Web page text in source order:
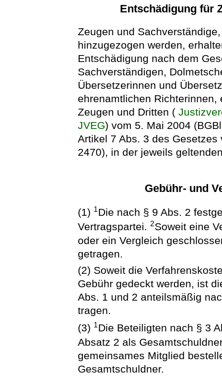
Entschädigung für
Zeugen und
hinzugezogen werden,
Entschädigung nach dem
Sachverständigen,
Übersetzerinnen und
ehrenamtlichen
Zeugen und Dritten (
JVEG) vom 5. Mai 2004
Artikel 7 Abs. 3 des
2470), in der jeweils
Gebühr- und
(1) 1Die nach § 9 Abs. 2
Vertragspartei.2Soweit eine
oder ein Vergleich
getragen.
(2) Soweit die
Gebühr gedeckt werden, ist
Abs. 1 und 2 anteilsmäßig
tragen.
(3) 1Die Beteiligten nach § 3
Absatz 2 als
gemeinsames Mitglied
Gesamtschuldner.